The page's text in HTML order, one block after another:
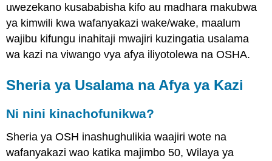
uwezekano kusababisha kifo au madhara makubwa
ya kimwili kwa wafanyakazi wake/wake, maalum
wajibu kifungu inahitaji mwajiri kuzingatia usalama
wa kazi na viwango vya afya iliyotolewa na OSHA.
Sheria ya Usalama na Afya ya Kazi
Ni nini kinachofunikwa?
Sheria ya OSH inashughulikia waajiri wote na
wafanyakazi wao katika majimbo 50, Wilaya ya